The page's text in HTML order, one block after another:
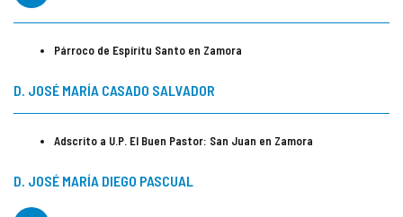
Párroco de Espíritu Santo en Zamora
D. JOSÉ MARÍA CASADO SALVADOR
Adscrito a U.P. El Buen Pastor: San Juan en Zamora
D. JOSÉ MARÍA DIEGO PASCUAL